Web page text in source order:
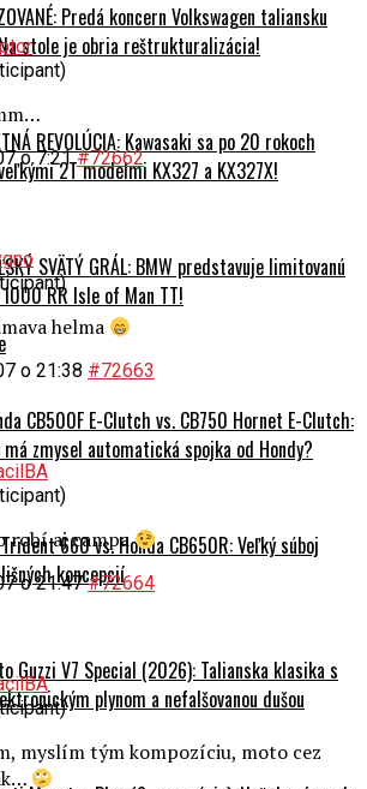
Predá koncern Volkswagen taliansku
stole je obria reštrukturalizácia!
REVOLÚCIA: Kawasaki sa po 20 rokoch
2T modelmi KX327 a KX327X!
SVÄTÝ GRÁL: BMW predstavuje limitovanú
RR Isle of Man TT!
CB500F E-Clutch vs. CB750 Hornet E-Clutch:
má zmysel automatická spojka od Hondy?
660 vs. Honda CB650R: Veľký súboj
koncepcií
Guzzi V7 Special (2026): Talianska klasika s
plynom a nefalšovanou dušou
o 7:21 #72662
helma
o 21:38 #72663
robí aj campa
o 21:47 #72664
myslím tým kompozíciu, moto cez